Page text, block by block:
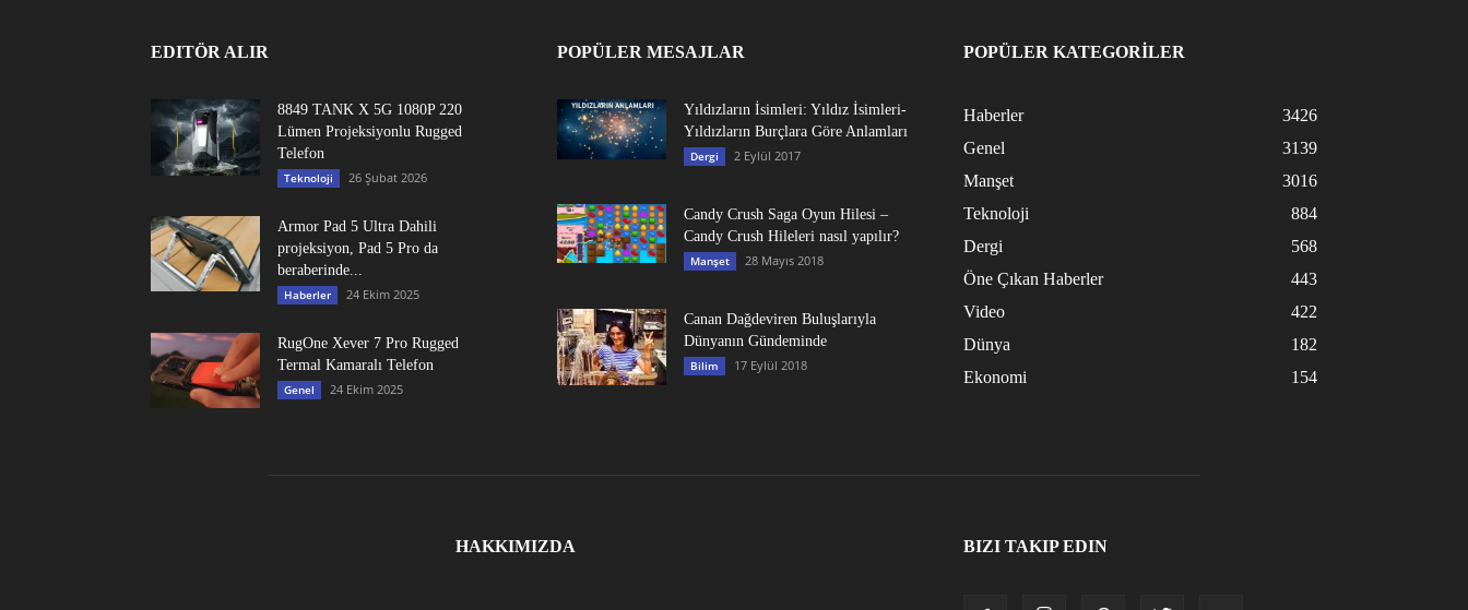
EDITÖR ALIR
8849 TANK X 5G 1080P 220
Lümen Projeksiyonlu Rugged
Telefon
Teknoloji 26 Şubat 2026
Armor Pad 5 Ultra Dahili
projeksiyon, Pad 5 Pro da
beraberinde...
Haberler 24 Ekim 2025
RugOne Xever 7 Pro Rugged
Termal Kamaralı Telefon
Genel 24 Ekim 2025
POPÜLER MESAJLAR
Yıldızların İsimleri: Yıldız İsimleri-
Yıldızların Burçlara Göre Anlamları
Dergi 2 Eylül 2017
Candy Crush Saga Oyun Hilesi –
Candy Crush Hileleri nasıl yapılır?
Manşet 28 Mayıs 2018
Canan Dağdeviren Buluşlarıyla
Dünyanın Gündeminde
Bilim 17 Eylül 2018
POPÜLER KATEGORİLER
Haberler
3426
Genel
3139
Manşet
3016
Teknoloji
884
Dergi
568
Öne Çıkan Haberler
443
Video
422
Dünya
182
Ekonomi
154
HAKKIMIZDA BIZI TAKIP EDIN